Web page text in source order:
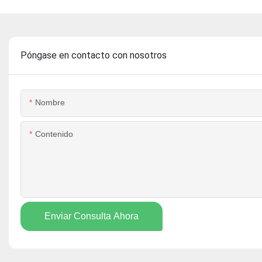
Póngase en contacto con nosotros
Nombre
Contenido
Enviar Consulta Ahora